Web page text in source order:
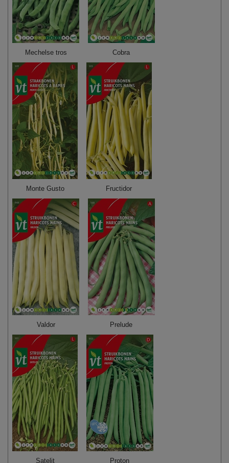
Mechelse tros Cobra
Monte Gusto Fructidor
Valdor Prelude
Satelit Proton